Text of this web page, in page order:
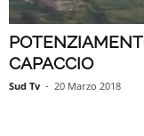
CAPACCIO
Sud Tv - 20 Marzo 2018